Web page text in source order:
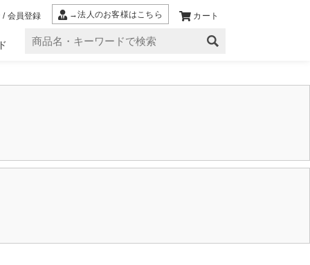
/ 会員登録 →法人のお客様はこちら カート